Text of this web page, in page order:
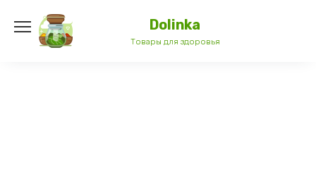
содержанию
Dolinka
Товары для здоровья